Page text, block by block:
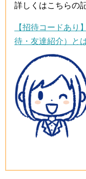
詳しくはこちらの
【招待コードあり
待・友達紹介）とは